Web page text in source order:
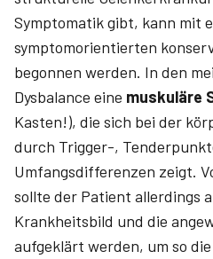
Symptomatik gibt, kann mit
symptomorientierten
begonnen werden. In den
Dysbalance eine muskuläre
Kasten!), die sich bei der
durch Trigger-,
Umfangsdifferenzen zeigt.
sollte der Patient allerdings
Krankheitsbild und die
aufgeklärt werden, um so